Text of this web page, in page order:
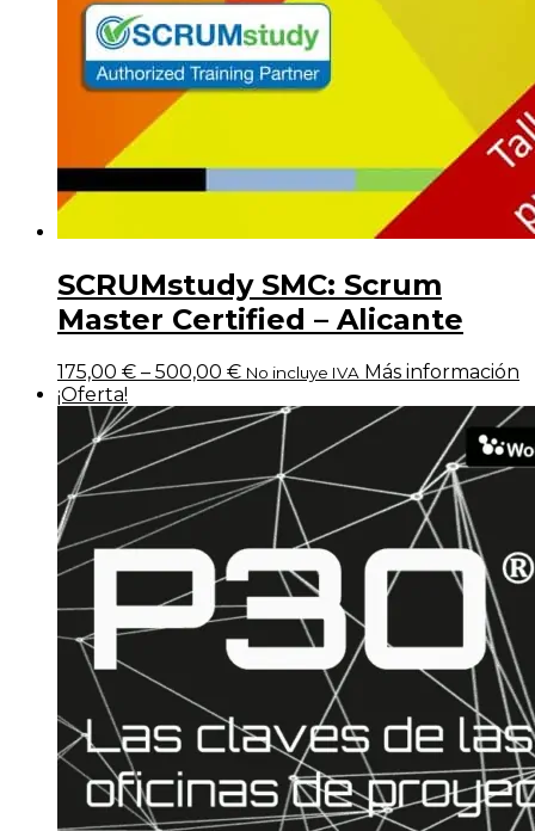
SCRUMstudy SMC: Scrum
Master Certified – Alicante
175,00 € – 500,00 € No incluye IVA Más información
¡Oferta!